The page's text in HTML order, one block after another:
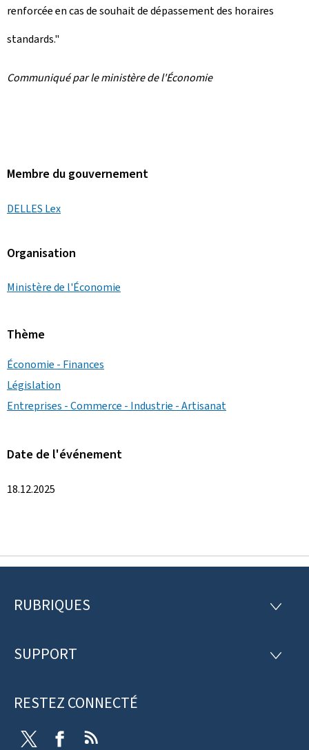
renforcée en cas de souhait de dépassement des horaires
standards."
Communiqué par le ministère de l'Économie
Membre du gouvernement
DELLES Lex
Organisation
Ministère de l'Économie
Thème
Économie - Finances
Législation
Entreprises - Commerce - Industrie - Artisanat
Date de l'événement
18.12.2025
P
e
d
e
RUBRIQUES
R
R
SUPPORT
S
RESTEZ CONNECTÉ